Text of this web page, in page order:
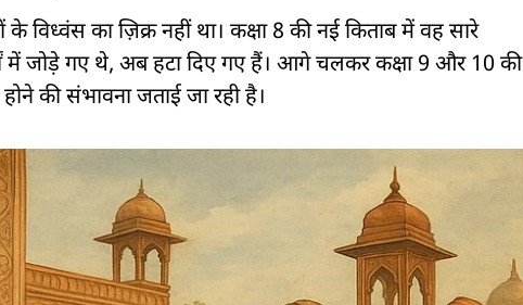
के विध्वंस का ज़िक्र नहीं था। कक्षा 8 की नई किताब में वह सारे
में जोड़े गए थे, अब हटा दिए गए हैं। आगे चलकर कक्षा 9 और 10 की
की संभावना जताई जा रही है।